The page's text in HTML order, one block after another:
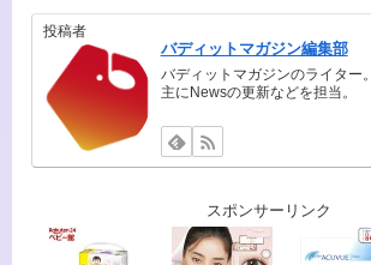
投稿者
バディットマガジン編集部
バディットマガジンのライター。
主にNewsの更新などを担当。
スポンサーリンク